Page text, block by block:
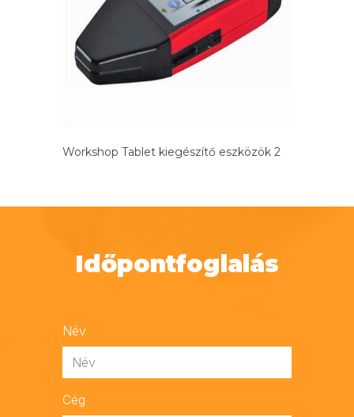
Workshop Tablet kiegészítő eszközök 2
Időpontfoglalás
Név
Cég